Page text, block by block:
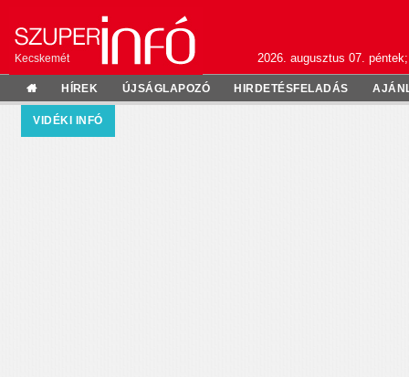
Kecskemét 2026. augusztus 07.
HÍREK ÚJSÁGLAPOZÓ HIRDETÉSFELADÁS
VIDÉKI INFÓ